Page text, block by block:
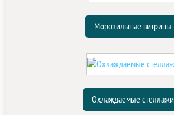
Морозильные витрины
Охлаждаемые стеллажи